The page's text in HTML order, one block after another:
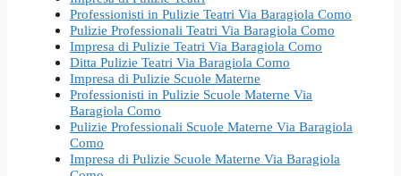
Professionisti in Pulizie Teatri Via Baragiola Como
Pulizie Professionali Teatri Via Baragiola Como
Impresa di Pulizie Teatri Via Baragiola Como
Ditta Pulizie Teatri Via Baragiola Como
Impresa di Pulizie Scuole Materne
Professionisti in Pulizie Scuole Materne Via
Baragiola Como
Pulizie Professionali Scuole Materne Via Baragiola
Como
Impresa di Pulizie Scuole Materne Via Baragiola